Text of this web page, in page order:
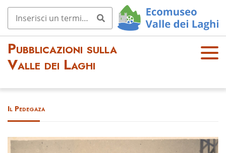
Pubblicazioni sulla
Valle dei Laghi
OPE
Il Pedegaza